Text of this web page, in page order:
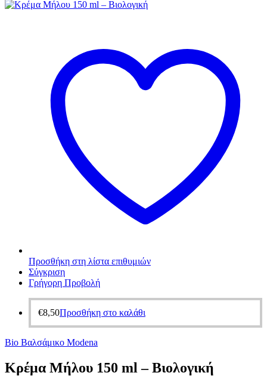
Προσθήκη στη λίστα επιθυμιών
Σύγκριση
Γρήγορη Προβολή
€8,50Προσθήκη στο καλάθι
Bio Βαλσάμικο Modena
Κρέμα Μήλου 150 ml – Βιολογική